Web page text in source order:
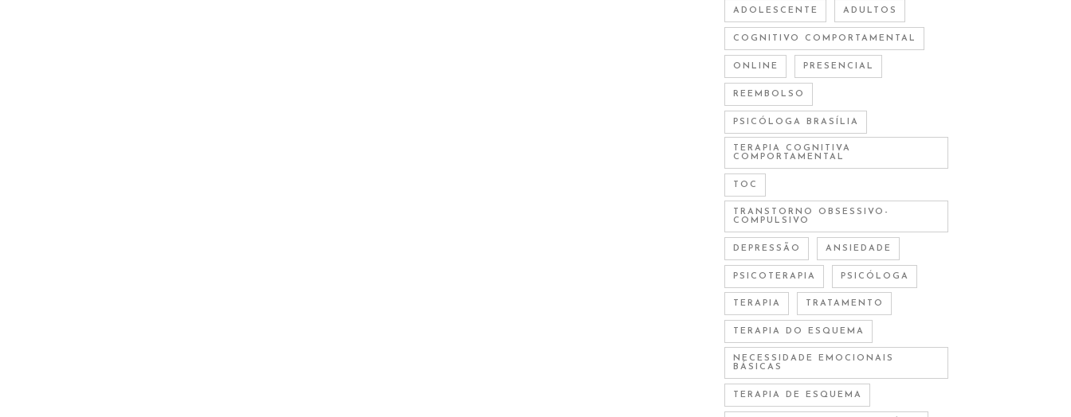
ADOLESCENTE ADULTOS
COGNITIVO COMPORTAMENTAL
ONLINE PRESENCIAL
REEMBOLSO
PSICÓLOGA BRASÍLIA
TERAPIA COGNITIVA
COMPORTAMENTAL
TOC
TRANSTORNO OBSESSIVO-
COMPULSIVO
DEPRESSÃO ANSIEDADE
PSICOTERAPIA PSICÓLOGA
TERAPIA TRATAMENTO
TERAPIA DO ESQUEMA
NECESSIDADE EMOCIONAIS
BÁSICAS
TERAPIA DE ESQUEMA